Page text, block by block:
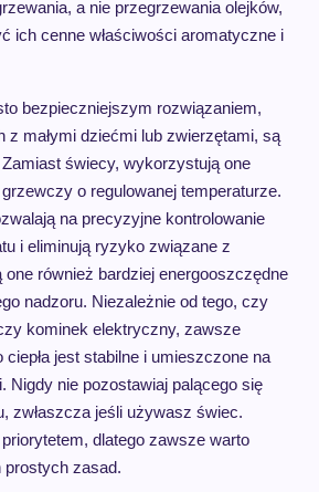
a nie przegrzewania olejków,
ich cenne właściwości aromatyczne i
bezpieczniejszym rozwiązaniem,
z małymi dziećmi lub zwierzętami, są
świecy, wykorzystują one
o regulowanej temperaturze.
na precyzyjne kontrolowanie
i eliminują ryzyko związane z
również bardziej energooszczędne
nadzoru. Niezależnie od tego, czy
kominek elektryczny, zawsze
ciepła jest stabilne i umieszczone na
Nigdy nie pozostawiaj palącego się
zwłaszcza jeśli używasz świec.
dlatego zawsze warto
zasad.